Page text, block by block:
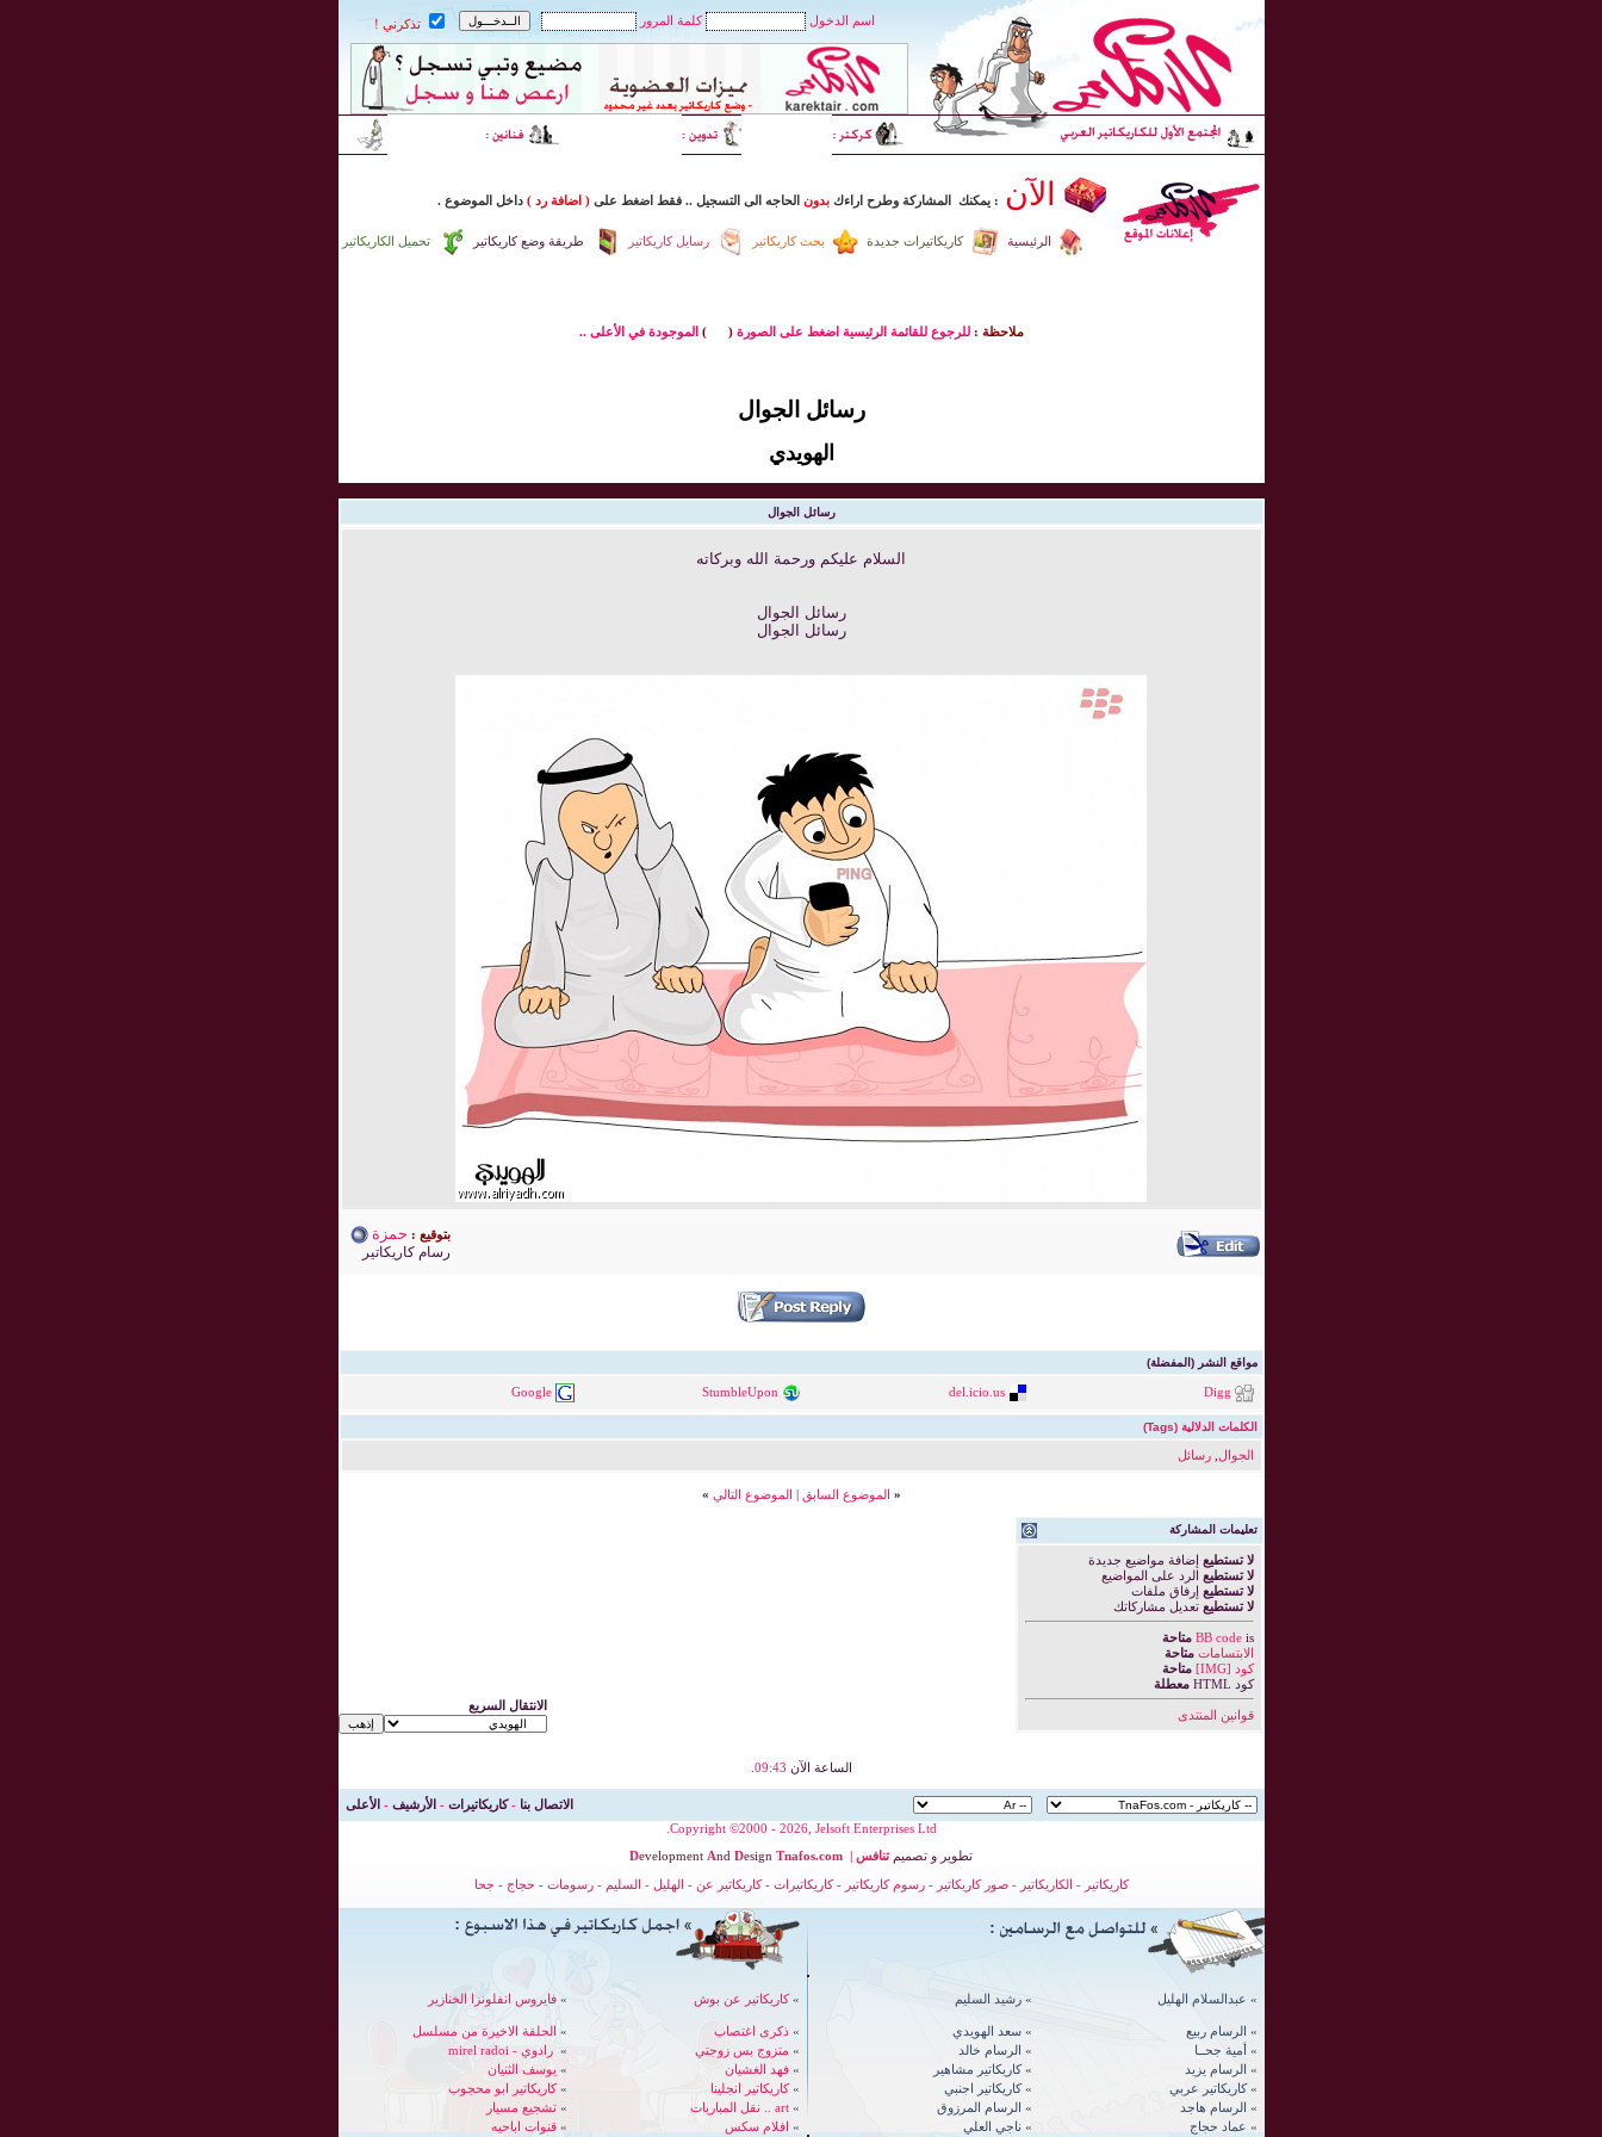
اسم الدخول كلمة المرور تذكرني !
الآن : يمكنك المشاركة وطرح اراءك بدون الحاجه الى التسجيل .. فقط اضغط على ( اضافة رد ) داخل الموضوع .
تحميل الكاريكاتير طريقة وضع كاريكاتير رسايل كاريكاتير بحث كاريكاتير كاريكاتيرات جديدة الرئيسية
ملاحظة : للرجوع للقائمة الرئيسية اضغط على الصورة(
) الموجودة في الأعلى ..
رسائل الجوال
الهويدي
رسائل الجوال
السلام عليكم ورحمة الله وبركاته
رسائل الجوال
رسائل الجوال
بتوقيع : حمزة
رسام كاريكاتير
مواقع النشر (المفضلة)
Digg
del.icio.us
StumbleUpon
Google
الكلمات الدلالية (Tags)
الجوال ,رسائل
« الموضوع السابق | الموضوع التالي »
تعليمات المشاركة
لا تستطيع إضافة مواضيع جديدة
لا تستطيع الرد على المواضيع
لا تستطيع إرفاق ملفات
لا تستطيع تعديل مشاركاتك
BB codeis
متاحة
الابتسامات متاحة
كود [IMG]
متاحة
كود HTML
معطلة
قوانين المنتدى
الانتقال السريع
الساعة الآن 09:43
الاتصال بنا -كاريكاتيرات - الأرشيف - الأعلى
Copyright ©2000 - 2026, Jelsoft Enterprises Ltd.
Development And Design Tnafos.com | تطوير و تصميم تنافس
كاريكاتير - الكاريكاتير -صور كاريكاتير - رسوم كاريكاتير -كاريكاتيرات -كاريكاتير عن - الهليل - السليم -رسومات - حجاج - جحا
» فايروس انفلونزا الخنازير » كاريكاتير عن بوش
» الحلقة الاخيرة من مسلسل » ذكرى اغتصاب
» رادوي - mirel radoi » متزوج بس زوجتي
» يوسف الثنيان » فهد الغشيان
» كاريكاتير ابو محجوب » كاريكاتير انجلينا
» تشجيع مسيار » art .. نقل المباريات
» قنوات اباحيه » افلام سكس
» رشيد السليم » عبدالسلام الهليل
» سعد الهويدي » الرسام ربيع
» الرسام خالد » أمية جحــا
» كاريكاتير مشاهير » الرسام يزيد
» كاريكاتير اجنبي » كاريكاتير عربي
» الرسام المرزوق » الرسام هاجد
» ناجي العلي » عماد حجاج